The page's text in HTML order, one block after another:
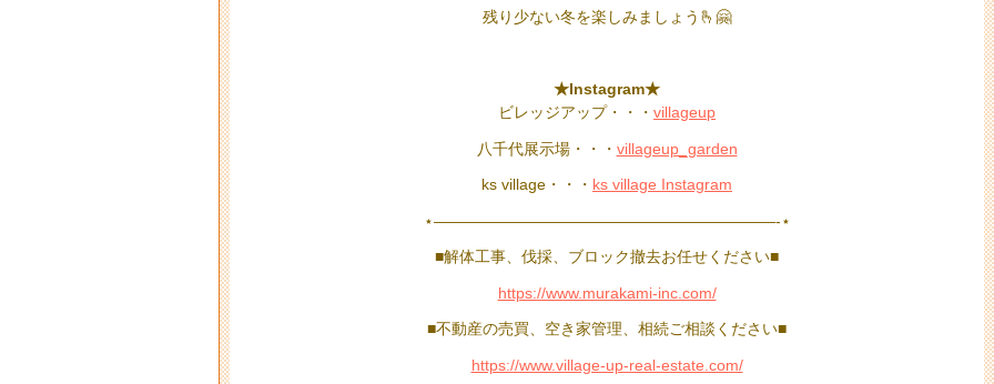
残り少ない冬を楽しみましょう🫰🤗
★Instagram★
ビレッジアップ・・・ villageup
八千代展示場・・・ villageup_garden
ks village・・・ ks village Instagram
⋆——————————————————————-⋆
■解体工事、伐採、ブロック撤去お任せください■
https://www.murakami-inc.com/
■不動産の売買、空き家管理、相続ご相談ください■
https://www.village-up-real-estate.com/